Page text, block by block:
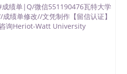
元化学术氛围，杰出的本科
杂志评选为全美50强公立综
界各地的成百上千的海外学
是一所在世界上享有学术地